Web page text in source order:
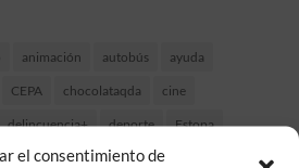
el consentimiento de
animación autobús ayuda
CEPA chocolataqda cine
delincuencia+ deporte Estopa
fiestas FP gatos